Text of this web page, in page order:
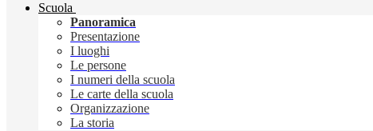
Scuola
Panoramica
Presentazione
I luoghi
Le persone
I numeri della scuola
Le carte della scuola
Organizzazione
La storia